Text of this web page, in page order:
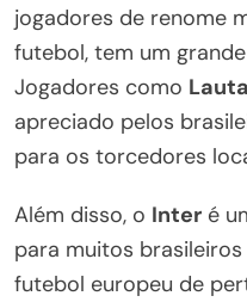
jogadores de renome
futebol, tem um
Jogadores como
apreciado pelos
para os torcedores
Além disso, o Inter é
para muitos
futebol europeu de